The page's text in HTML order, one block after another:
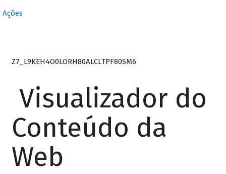
Ações
Z7_L9KEH4O0LORH80ALCLTPF80SM6
Visualizador do
Conteúdo da
Web